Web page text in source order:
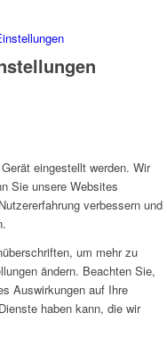
eingestellt werden. Wir
Sie unsere Websites
verbessern und
um mehr zu
ändern. Beachten Sie,
Auswirkungen auf Ihre
haben kann, die wir